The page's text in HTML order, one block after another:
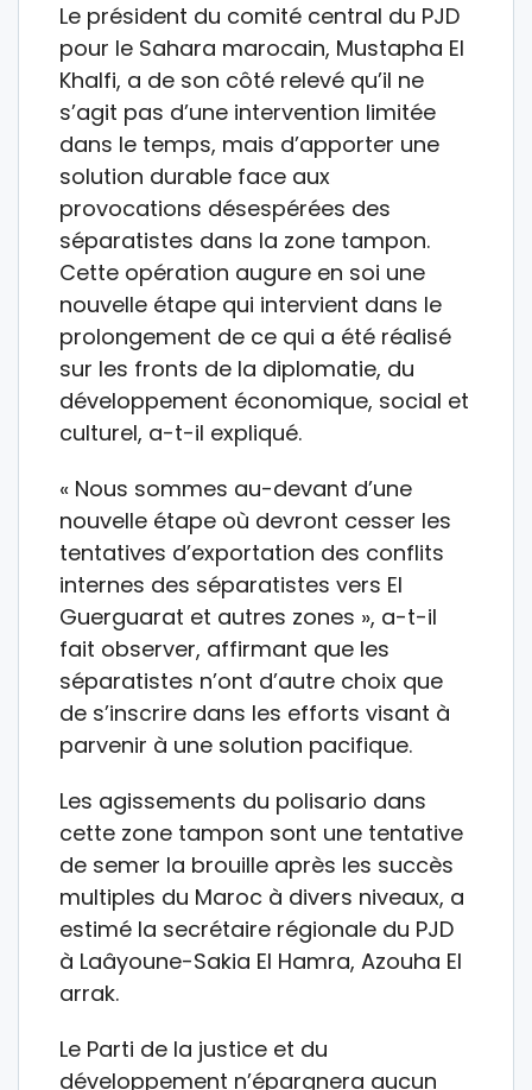
Le président du comité central du PJD
pour le Sahara marocain, Mustapha El
Khalfi, a de son côté relevé qu’il ne
s’agit pas d’une intervention limitée
dans le temps, mais d’apporter une
solution durable face aux
provocations désespérées des
séparatistes dans la zone tampon.
Cette opération augure en soi une
nouvelle étape qui intervient dans le
prolongement de ce qui a été réalisé
sur les fronts de la diplomatie, du
développement économique, social et
culturel, a-t-il expliqué.
« Nous sommes au-devant d’une
nouvelle étape où devront cesser les
tentatives d’exportation des conflits
internes des séparatistes vers El
Guerguarat et autres zones », a-t-il
fait observer, affirmant que les
séparatistes n’ont d’autre choix que
de s’inscrire dans les efforts visant à
parvenir à une solution pacifique.
Les agissements du polisario dans
cette zone tampon sont une tentative
de semer la brouille après les succès
multiples du Maroc à divers niveaux, a
estimé la secrétaire régionale du PJD
à Laâyoune-Sakia El Hamra, Azouha El
arrak.
Le Parti de la justice et du
développement n’épargnera aucun